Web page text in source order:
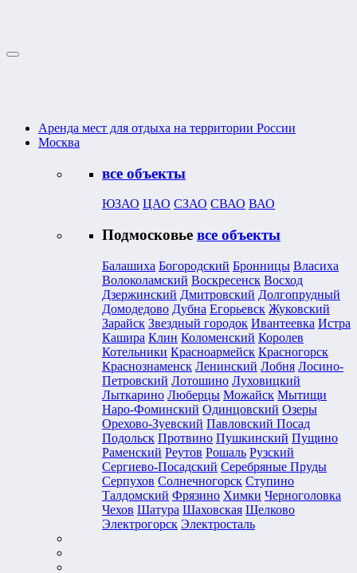
Аренда мест для отдыха на территории России
Москва
все объекты
ЮЗАО ЦАО СЗАО СВАО ВАО
Подмосковье все объекты
Балашиха Богородский Бронницы Власиха
Волоколамский Воскресенск Восход
Дзержинский Дмитровский Долгопрудный
Домодедово Дубна Егорьевск Жуковский
Зарайск Звездный городок Ивантеевка Истра
Кашира Клин Коломенский Королев
Котельники Красноармейск Красногорск
Краснознаменск Ленинский Лобня Лосино-
Петровский Лотошино Луховицкий
Лыткарино Люберцы Можайск Мытищи
Наро-Фоминский Одинцовский Озеры
Орехово-Зуевский Павловский Посад
Подольск Протвино Пушкинский Пущино
Раменский Реутов Рошаль Рузский
Сергиево-Посадский Серебряные Пруды
Серпухов Солнечногорск Ступино
Талдомский Фрязино Химки Черноголовка
Чехов Шатура Шаховская Щелково
Электрогорск Электросталь